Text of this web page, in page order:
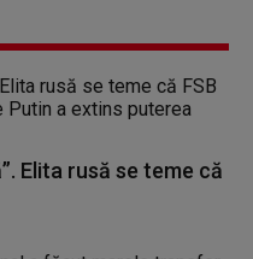
Elita rusă se teme că